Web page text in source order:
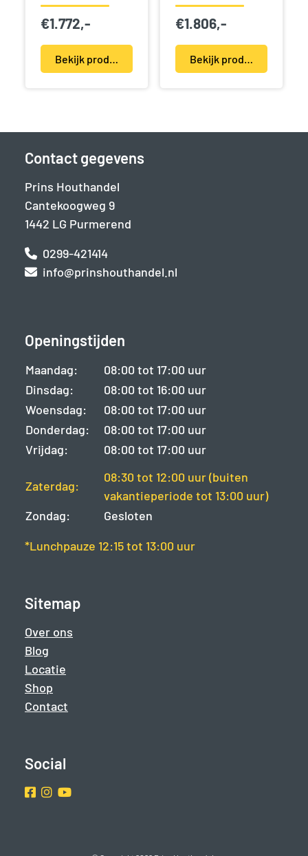
€1.772,-
Bekijk product(en)
€1.806,-
Bekijk product(en)
Contact gegevens
Prins Houthandel
Cantekoogweg 9
1442 LG Purmerend
0299-421414
info@prinshouthandel.nl
Openingstijden
Maandag:
08:00 tot 17:00 uur
Dinsdag:
08:00 tot 16:00 uur
Woensdag:
08:00 tot 17:00 uur
Donderdag:
08:00 tot 17:00 uur
Vrijdag:
08:00 tot 17:00 uur
Zaterdag:
08:30 tot 12:00 uur (buiten
vakantieperiode tot 13:00 uur)
Zondag:
Gesloten
*Lunchpauze 12:15 tot 13:00 uur
Sitemap
Over ons
Blog
Locatie
Shop
Contact
Social
Facebook
Instragram
Youtube